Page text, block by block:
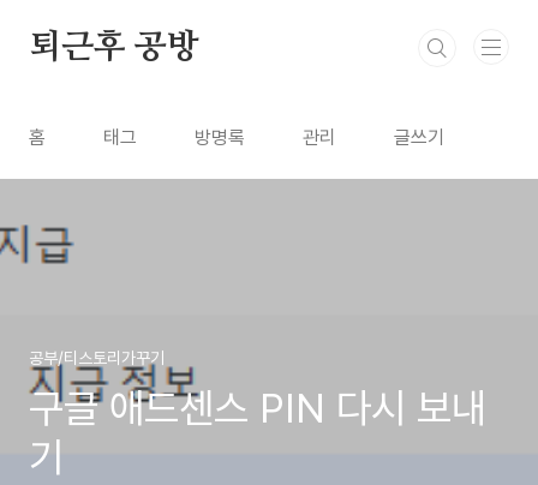
퇴근후 공방
홈 태그 방명록 관리 글쓰기
공부/티스토리가꾸기
구글 애드센스 PIN 다시 보내
기